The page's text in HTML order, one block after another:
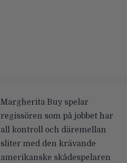
Margherita Buy spelar
regissören som på jobbet har
all kontroll och däremellan
sliter med den krävande
amerikanske skådespelaren